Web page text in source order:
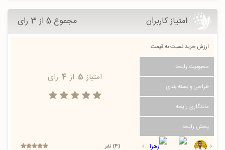
امتیاز کاربران مجموع 5 از 3 رای
ارزش خرید نسبت به قیمت
محبوبیت رایحه
طراحی و بسته بندی
ماندگاری رایحه
پخش رایحه
امتیاز 5 از 4 رای
(4) نفر